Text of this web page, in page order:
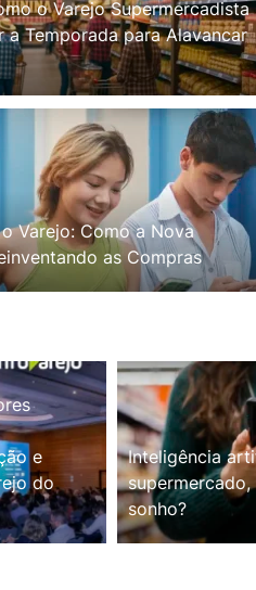
o Varejo Supermercadista
a Temporada para Alavancar
Varejo: Como a Nova
as Compras
e
do
Inteligência
supermercado,
sonho?